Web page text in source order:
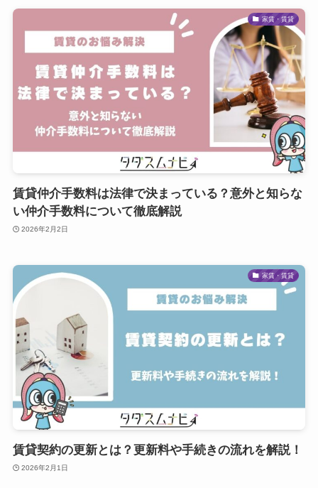
家賃・賃貸
賃貸仲介手数料は法律で決まっている？意外と知らな
い仲介手数料について徹底解説
2026年2月2日
家賃・賃貸
賃貸契約の更新とは？更新料や手続きの流れを解説！
2026年2月1日